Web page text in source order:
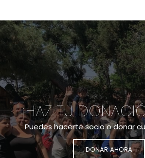
¡HAZ TU
Puedes hacerte socio o donar
DONAR AHORA